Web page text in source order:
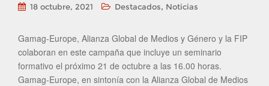
18 octubre, 2021 Destacados, Noticias
Gamag-Europe, Alianza Global de Medios y Género y la FIP
colaboran en este campaña que incluye un seminario
formativo el próximo 21 de octubre a las 16.00 horas.
Gamag-Europe, en sintonía con la Alianza Global de Medios